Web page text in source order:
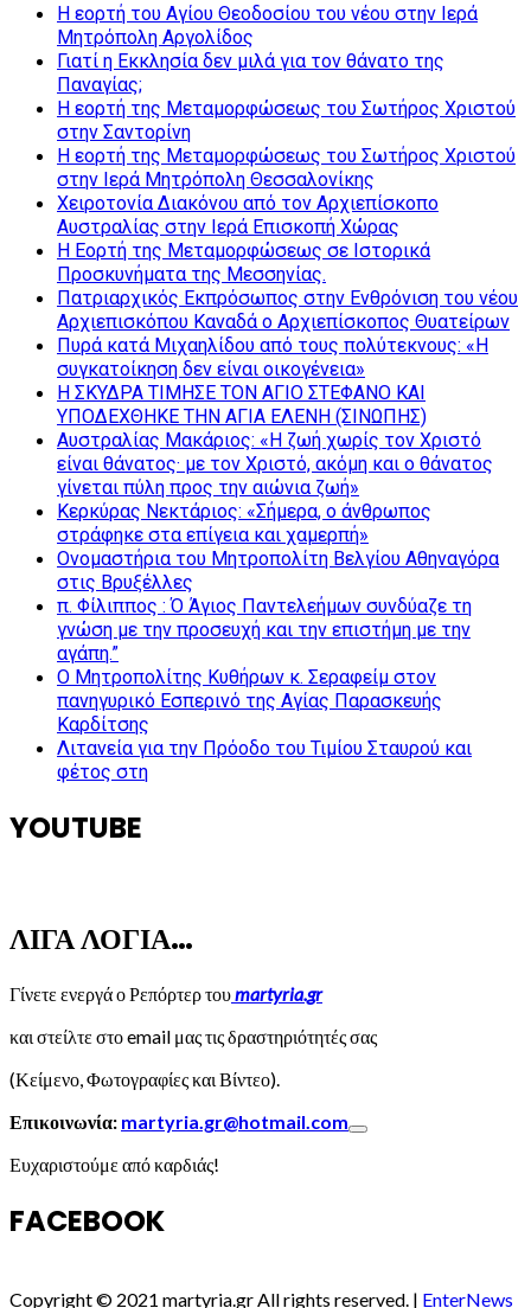
Η εορτή του Αγίου Θεοδοσίου του νέου στην Ιερά
Μητρόπολη Αργολίδος
Γιατί η Εκκλησία δεν μιλά για τον θάνατο της
Παναγίας;
Η εορτή της Μεταμορφώσεως του Σωτήρος Χριστού
στην Σαντορίνη
Η εορτή της Μεταμορφώσεως του Σωτήρος Χριστού
στην Ιερά Μητρόπολη Θεσσαλονίκης
Χειροτονία Διακόνου από τον Αρχιεπίσκοπο
Αυστραλίας στην Ιερά Επισκοπή Χώρας
Η Εορτή της Μεταμορφώσεως σε Ιστορικά
Προσκυνήματα της Μεσσηνίας.
Πατριαρχικός Εκπρόσωπος στην Ενθρόνιση του νέου
Αρχιεπισκόπου Καναδά ο Αρχιεπίσκοπος Θυατείρων
Πυρά κατά Μιχαηλίδου από τους πολύτεκνους: «Η
συγκατοίκηση δεν είναι οικογένεια»
Η ΣΚΥΔΡΑ ΤΙΜΗΣΕ ΤΟΝ ΑΓΙΟ ΣΤΕΦΑΝΟ ΚΑΙ
ΥΠΟΔΕΧΘΗΚΕ ΤΗΝ ΑΓΙΑ ΕΛΕΝΗ (ΣΙΝΩΠΗΣ)
Αυστραλίας Μακάριος: «Η ζωή χωρίς τον Χριστό
είναι θάνατος· με τον Χριστό, ακόμη και ο θάνατος
γίνεται πύλη προς την αιώνια ζωή»
Κερκύρας Νεκτάριος: «Σήμερα, ο άνθρωπος
στράφηκε στα επίγεια και χαμερπή»
Ονομαστήρια του Μητροπολίτη Βελγίου Αθηναγόρα
στις Βρυξέλλες
π. Φίλιππος : Ό Άγιος Παντελεήμων συνδύαζε τη
γνώση με την προσευχή και την επιστήμη με την
αγάπη.”
Ο Μητροπολίτης Κυθήρων κ. Σεραφείμ στον
πανηγυρικό Εσπερινό της Αγίας Παρασκευής
Καρδίτσης
Λιτανεία για την Πρόοδο του Τιμίου Σταυρού και
φέτος στη
YOUTUBE
ΛΙΓΑ ΛΟΓΙΑ…
Γίνετε ενεργά ο Ρεπόρτερ τουmartyria.gr
και στείλτε στο email μας τις δραστηριότητές σας
(Κείμενο, Φωτογραφίες και Βίντεο).
Επικοινωνία: martyria.gr@hotmail.com
Ευχαριστούμε από καρδιάς!
FACEBOOK
Copyright © 2021 martyria.gr All rights reserved. | EnterNews